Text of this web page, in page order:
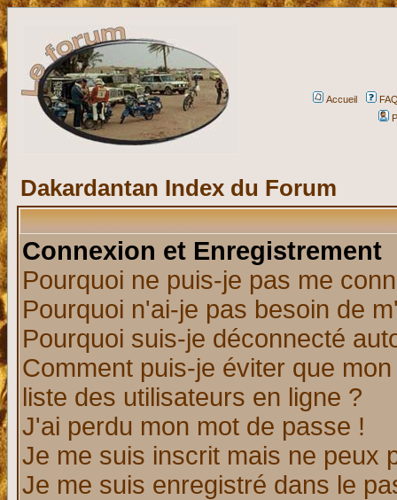
Accueil
Dakardantan Index du Forum
Connexion et Enregistrement
Pourquoi ne puis-je pas me
Pourquoi n'ai-je pas besoin de
Pourquoi suis-je déconnecté
Comment puis-je éviter que
liste des utilisateurs en ligne ?
J'ai perdu mon mot de passe !
Je me suis inscrit mais ne peux
Je me suis enregistré dans le